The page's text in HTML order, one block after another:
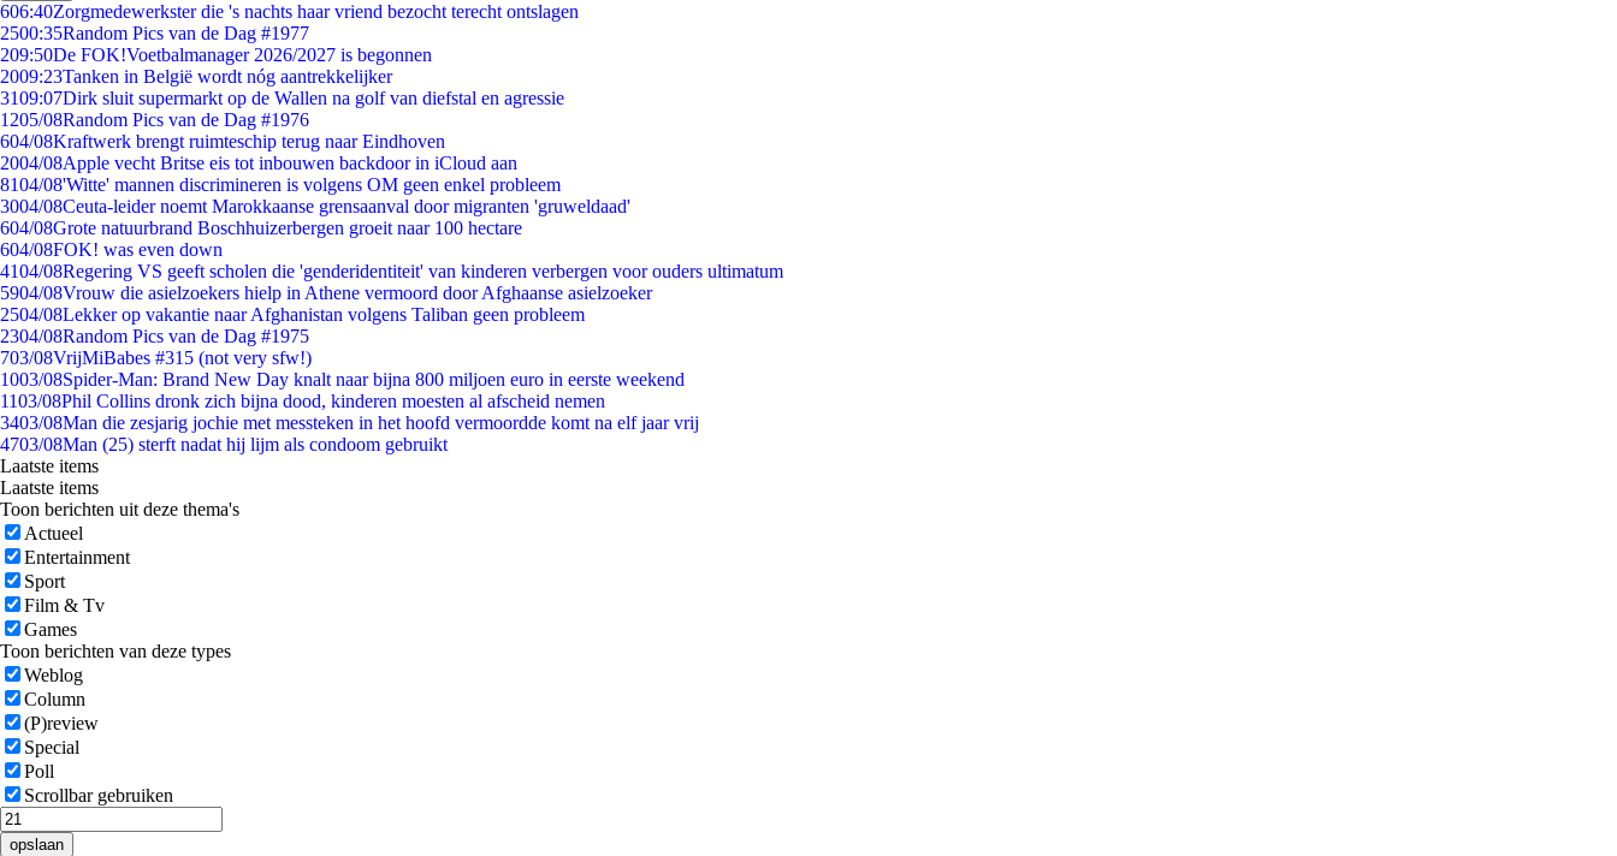
606:40Zorgmedewerkster die 's nachts haar vriend bezocht terecht ontslagen
2500:35Random Pics van de Dag #1977
209:50De FOK!Voetbalmanager 2026/2027 is begonnen
2009:23Tanken in België wordt nóg aantrekkelijker
3109:07Dirk sluit supermarkt op de Wallen na golf van diefstal en agressie
1205/08Random Pics van de Dag #1976
604/08Kraftwerk brengt ruimteschip terug naar Eindhoven
2004/08Apple vecht Britse eis tot inbouwen backdoor in iCloud aan
8104/08'Witte' mannen discrimineren is volgens OM geen enkel probleem
3004/08Ceuta-leider noemt Marokkaanse grensaanval door migranten 'gruweldaad'
604/08Grote natuurbrand Boschhuizerbergen groeit naar 100 hectare
604/08FOK! was even down
4104/08Regering VS geeft scholen die 'genderidentiteit' van kinderen verbergen voor ouders ultimatum
5904/08Vrouw die asielzoekers hielp in Athene vermoord door Afghaanse asielzoeker
2504/08Lekker op vakantie naar Afghanistan volgens Taliban geen probleem
2304/08Random Pics van de Dag #1975
703/08VrijMiBabes #315 (not very sfw!)
1003/08Spider-Man: Brand New Day knalt naar bijna 800 miljoen euro in eerste weekend
1103/08Phil Collins dronk zich bijna dood, kinderen moesten al afscheid nemen
3403/08Man die zesjarig jochie met messteken in het hoofd vermoordde komt na elf jaar vrij
4703/08Man (25) sterft nadat hij lijm als condoom gebruikt
Laatste items
Laatste items
Toon berichten uit deze thema's
Actueel
Entertainment
Sport
Film & Tv
Games
Toon berichten van deze types
Weblog
Column
(P)review
Special
Poll
Scrollbar gebruiken
opslaan